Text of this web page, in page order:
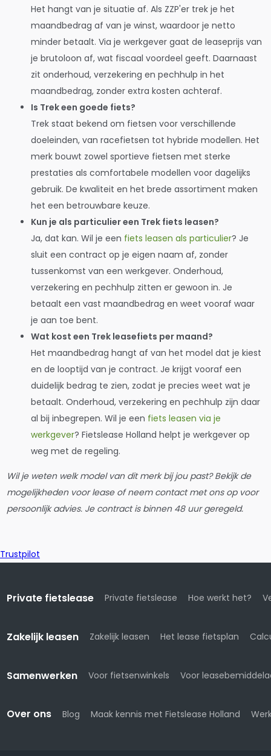
Het hangt van je situatie af. Als ZZP'er trek je het
maandbedrag af van je winst, waardoor je netto
minder betaalt. Via je werkgever gaat de leaseprijs van
je brutoloon af, wat fiscaal voordeel geeft. Daarnaast
zit onderhoud, verzekering en pechhulp in het
maandbedrag, zonder extra kosten achteraf.
Is Trek een goede fiets?
Trek staat bekend om fietsen voor verschillende
doeleinden, van racefietsen tot hybride modellen. Het
merk bouwt zowel sportieve fietsen met sterke
prestaties als comfortabele modellen voor dagelijks
gebruik. De kwaliteit en het brede assortiment maken
het een betrouwbare keuze.
Kun je als particulier een Trek fiets leasen?
Ja, dat kan. Wil je een fiets leasen als particulier? Je
sluit een contract op je eigen naam af, zonder
tussenkomst van een werkgever. Onderhoud,
verzekering en pechhulp zitten er gewoon in. Je
betaalt een vast maandbedrag en weet vooraf waar
je aan toe bent.
Wat kost een Trek leasefiets per maand?
Het maandbedrag hangt af van het model dat je kiest
en de looptijd van je contract. Je krijgt vooraf een
duidelijk bedrag te zien, zodat je precies weet wat je
betaalt. Onderhoud, verzekering en pechhulp zijn daar
al bij inbegrepen. Wil je een fiets leasen via je
werkgever? Fietslease Holland helpt je werkgever op
weg met de regeling.
Wil je weten welk model van dit merk bij jou past? Bekijk de
mogelijkheden voor lease of neem contact met ons op voor
persoonlijk advies. Je contract is binnen 48 uur geregeld.
Trustpilot
Private fietslease Private fietslease Hoe werkt het?
Zakelijk leasen Zakelijk leasen Het lease fietsplan
Samenwerken Voor fietsenwinkels Voor
Over ons Blog Maak kennis met Fietslease Holland